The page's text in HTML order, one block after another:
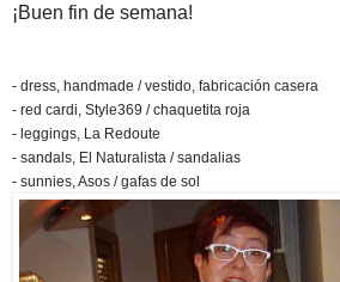
¡Buen fin de semana!
- dress, handmade / vestido, fabricación casera
- red cardi, Style369 / chaquetita roja
- leggings, La Redoute
- sandals, El Naturalista / sandalias
- sunnies, Asos / gafas de sol